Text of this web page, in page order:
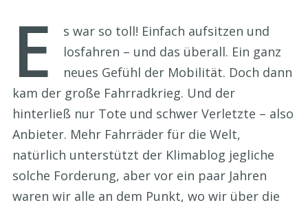
E
s war so toll! Einfach aufsitzen und
losfahren – und das überall. Ein ganz
neues Gefühl der Mobilität. Doch dann
kam der große Fahrradkrieg. Und der
hinterließ nur Tote und schwer Verletzte – also
Anbieter. Mehr Fahrräder für die Welt,
natürlich unterstützt der Klimablog jegliche
solche Forderung, aber vor ein paar Jahren
waren wir alle an dem Punkt, wo wir über die